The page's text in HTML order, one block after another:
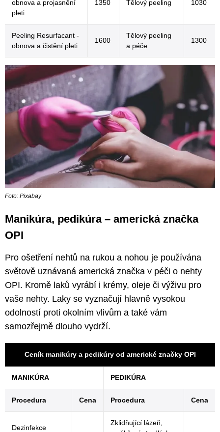
obnova a projasnění
pleti
1350 Tělový peeling 1030
Peeling Resurfacant -
obnova a čistění pleti
1600
Tělový peeling
a péče
1300
Foto: Pixabay
Manikúra, pedikúra – americká značka
OPI
Pro ošetření nehtů na rukou a nohou je používána
světově uznávaná americká značka v péči o nehty
OPI. Kromě laků vyrábí i krémy, oleje či výživu pro
vaše nehty. Laky se vyznačují hlavně vysokou
odolností proti okolním vlivům a také vám
samozřejmě dlouho vydrží.
Ceník manikúry a pedikúry od americké značky OPI
MANIKÚRA PEDIKÚRA
Procedura Cena Procedura Cena
Dezinfekce
Zklidňující lázeň,